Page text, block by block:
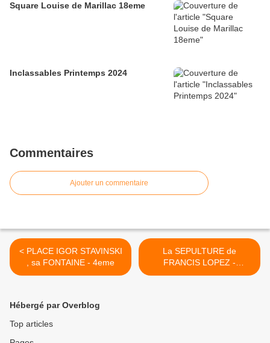
Square Louise de Marillac 18eme
Inclassables Printemps 2024
Commentaires
Ajouter un commentaire
< PLACE IGOR STAVINSKI
, sa FONTAINE - 4eme
La SEPULTURE de
FRANCIS LOPEZ -
Cimetière Montmartre -
Hébergé par Overblog
Top articles